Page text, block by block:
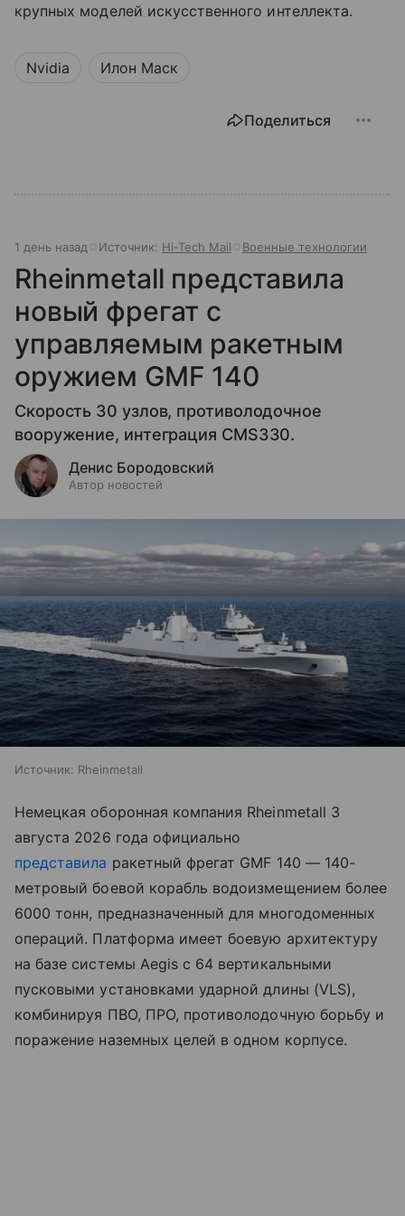
крупных моделей искусственного интеллекта.
Nvidia Илон Маск
Поделиться
1 день назад Источник: Hi-Tech Mail Военные технологии
Rheinmetall представила
новый фрегат с
управляемым ракетным
оружием GMF 140
Скорость 30 узлов, противолодочное
вооружение, интеграция CMS330.
Денис Бородовский
Автор новостей
Источник: Rheinmetall
Немецкая оборонная компания Rheinmetall 3
августа 2026 года официально
представила ракетный фрегат GMF 140 — 140-
метровый боевой корабль водоизмещением более
6000 тонн, предназначенный для многодоменных
операций. Платформа имеет боевую архитектуру
на базе системы Aegis с 64 вертикальными
пусковыми установками ударной длины (VLS),
комбинируя ПВО, ПРО, противолодочную борьбу и
поражение наземных целей в одном корпусе.